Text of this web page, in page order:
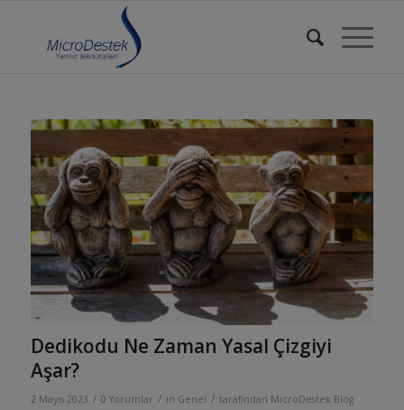
Dedikodu Ne Zaman Yasal Çizgiyi
Aşar?
2 Mayıs 2023 / 0 Yorumlar / in Genel / tarafından MicroDestek Blog